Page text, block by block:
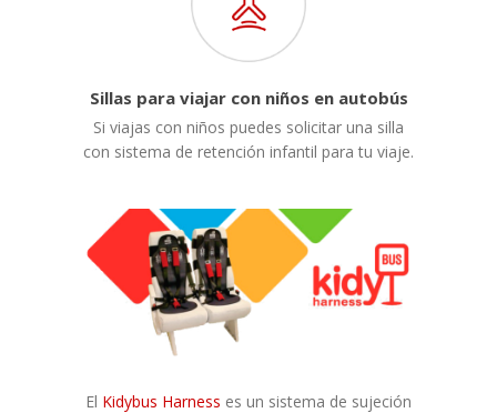
Sillas para viajar con niños en autobús
Si viajas con niños puedes solicitar una silla
con sistema de retención infantil para tu viaje.
El Kidybus Harness es un sistema de sujeción